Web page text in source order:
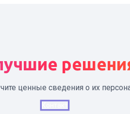
ценные сведения о их